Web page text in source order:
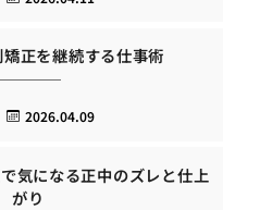
正を継続する仕事術
2026.04.09
気になる正中のズレと仕上
がり